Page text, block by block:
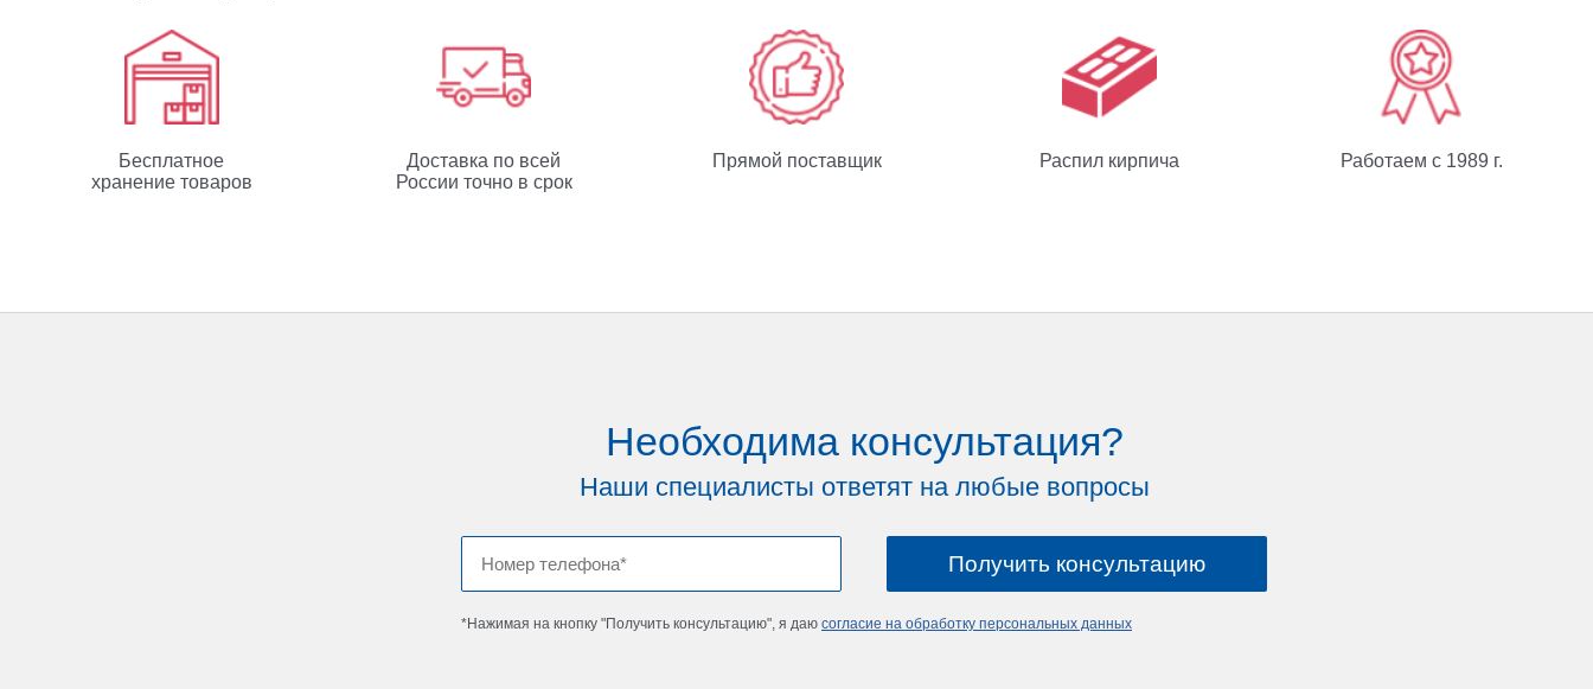
Бесплатное
хранение товаров
Доставка по всей
России точно в срок
Прямой поставщик Распил кирпича Работаем с 1989 г.
Необходима консультация?
Наши специалисты ответят на любые вопросы
*Нажимая на кнопку "Получить консультацию", я даю согласие на обработку персональных данных